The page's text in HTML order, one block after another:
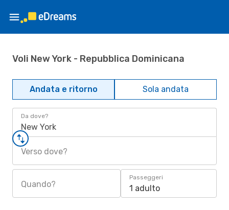
Voli New York - Repubblica Dominicana
Andata e ritorno Sola andata
Da dove?
New York
Verso dove?
Quando?
Passeggeri
1 adulto